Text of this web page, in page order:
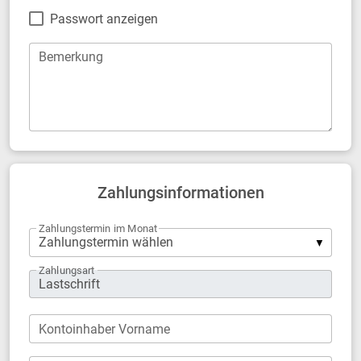
Passwort anzeigen
Bemerkung
Zahlungsinformationen
Zahlungstermin im Monat
Zahlungsart
Kontoinhaber Vorname